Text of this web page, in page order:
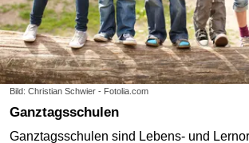
Bild: Christian Schwier - Fotolia.com
Ganztagsschulen
Ganztagsschulen sind Lebens- und